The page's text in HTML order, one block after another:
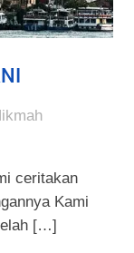
ceritakan
Kami
[…]